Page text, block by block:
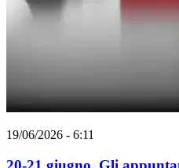
19/06/2026 - 6:11